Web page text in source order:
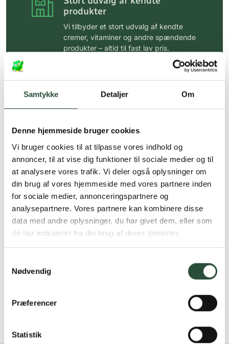
Samtykke Detaljer Om
Denne hjemmeside bruger cookies
Vi bruger cookies til at tilpasse vores indhold og
annoncer, til at vise dig funktioner til sociale medier og til
at analysere vores trafik. Vi deler også oplysninger om
din brug af vores hjemmeside med vores partnere inden
for sociale medier, annonceringspartnere og
analysepartnere. Vores partnere kan kombinere disse
data med andre oplysninger, du har givet dem, eller som
de har indsamlet fra din brug af deres tjenester.
Nødvendig
Præferencer
Statistik
produkter
Vi tilbyder et stort udvalg af kendte
cremer, vitaminer og andre spændende
produkter – altid til fast lav pris.